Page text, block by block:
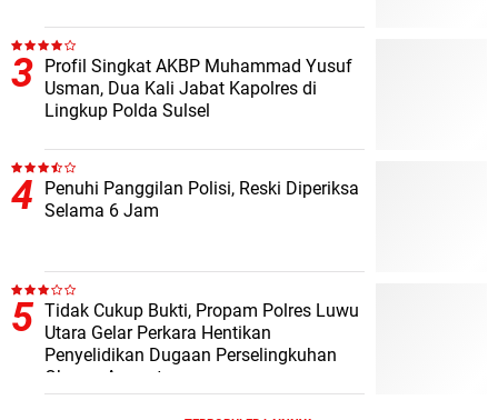
Profil Singkat AKBP Muhammad Yusuf
Usman, Dua Kali Jabat Kapolres di
Lingkup Polda Sulsel
Penuhi Panggilan Polisi, Reski Diperiksa
Selama 6 Jam
Tidak Cukup Bukti, Propam Polres Luwu
Utara Gelar Perkara Hentikan
Penyelidikan Dugaan Perselingkuhan
Oknum Anggota